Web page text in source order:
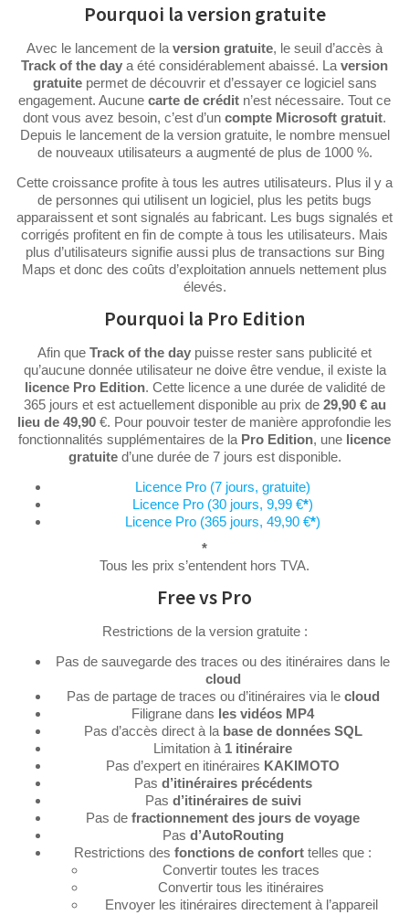
Pourquoi la version gratuite
Avec le lancement de la version gratuite, le seuil d’accès à
Track of the day a été considérablement abaissé. La version
gratuitepermet de découvrir et d’essayer ce logiciel sans
engagement. Aucune carte de crédit n’est nécessaire. Tout ce
dont vous avez besoin, c’est d’un compte Microsoft gratuit.
Depuis le lancement de la version gratuite, le nombre mensuel
de nouveaux utilisateurs a augmenté de plus de 1000 %.
Cette croissance profite à tous les autres utilisateurs. Plus il y a
de personnes qui utilisent un logiciel, plus les petits bugs
apparaissent et sont signalés au fabricant. Les bugs signalés et
corrigés profitent en fin de compte à tous les utilisateurs. Mais
plus d’utilisateurs signifie aussi plus de transactions sur Bing
Maps et donc des coûts d’exploitation annuels nettement plus
élevés.
Pourquoi la Pro Edition
Afin que Track of the day puisse rester sans publicité et
qu’aucune donnée utilisateur ne doive être vendue, il existe la
licence Pro Edition. Cette licence a une durée de validité de
365 jours et est actuellement disponible au prix de 29,90 € au
lieu de 49,90 €. Pour pouvoir tester de manière approfondie les
fonctionnalités supplémentaires de la Pro Edition, une licence
gratuited’une durée de 7 jours est disponible.
Licence Pro (7 jours, gratuite)
Licence Pro (30 jours, 9,99 €*)
Licence Pro (365 jours, 49,90 €*)
*
Tous les prix s’entendent hors TVA.
Free vs Pro
Restrictions de la version gratuite :
Pas de sauvegarde des traces ou des itinéraires dans le
cloud
Pas de partage de traces ou d’itinéraires via le cloud
Filigrane dans les vidéos MP4
Pas d’accès direct à la base de données SQL
Limitation à 1 itinéraire
Pas d’expert en itinéraires KAKIMOTO
Pas d’itinéraires précédents
Pas d’itinéraires de suivi
Pas de fractionnement des jours de voyage
Pas d’AutoRouting
Restrictions des fonctions de confort telles que :
Convertir toutes les traces
Convertir tous les itinéraires
Envoyer les itinéraires directement à l’appareil